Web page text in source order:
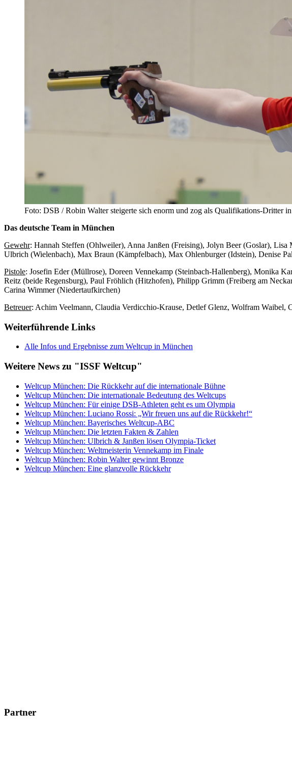
Foto: DSB / Robin Walter steigerte sich enorm und zog als Qualifikations-Dritter
Das deutsche Team in München
Gewehr: Hannah Steffen (Ohlweiler), Anna Janßen (Freising), Jolyn Beer (Goslar),
Ulbrich (Wielenbach), Max Braun (Kämpfelbach), Max Ohlenburger (Idstein), Denise
Pistole: Josefin Eder (Müllrose), Doreen Vennekamp (Steinbach-Hallenberg), Monika
Reitz (beide Regensburg), Paul Fröhlich (Hitzhofen), Philipp Grimm (Freiberg am
Carina Wimmer (Niedertaufkirchen)
Betreuer: Achim Veelmann, Claudia Verdicchio-Krause, Detlef Glenz, Wolfram Waibel,
Weiterführende Links
Alle Infos und Ergebnisse zum Weltcup in München
Weitere News zu "ISSF Weltcup"
Weltcup München: Die Rückkehr auf die internationale Bühne
Weltcup München: Die internationale Bedeutung des Weltcups
Weltcup München: Für einige DSB-Athleten geht es um Olympia
Weltcup München: Luciano Rossi: „Wir freuen uns auf die Rückkehr!“
Weltcup München: Bayerisches Weltcup-ABC
Weltcup München: Die letzten Fakten & Zahlen
Weltcup München: Ulbrich & Janßen lösen Olympia-Ticket
Weltcup München: Weltmeisterin Vennekamp im Finale
Weltcup München: Robin Walter gewinnt Bronze
Weltcup München: Eine glanzvolle Rückkehr
Partner